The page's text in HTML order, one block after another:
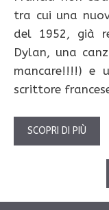
tra cui una
del 1952, già
Dylan, una
mancare!!!!) e
scrittore
SCOPRI DI PIÙ